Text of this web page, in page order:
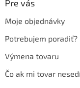
Pre vás
Moje objednávky
Potrebujem poradiť?
Výmena tovaru
Čo ak mi tovar